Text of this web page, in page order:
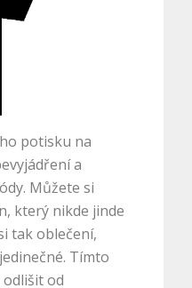
potisku na
a
Můžete si
který nikde jinde
tak oblečení,
Tímto
od